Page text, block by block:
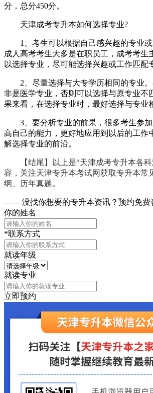
分，总分450分。
天津成考专升本如何选择专业?
1、考生可以根据自己感兴趣的专业或
成人高考考生大多是在职员工，成考考生
以选择专业，尽可能选择兴趣或工作匹配
2、尽量选择与大专学历相同的专业。
非是医学专业，否则可以选择与原专业不
果来看，在选择专业时，最好选择与专业
3、要分析专业的前果，很多考生参加
高自己的能力，更好地应用到以后的工作
解选择专业的前沿。
【结尾】以上是“天津成考专升本各科
容，关注天津专升本考试网获取专升本常
纲、历年真题。
—— 没找你想要的专升本资讯？ 预约免
你的姓名
*联系方式
就读年级
就读专业
立即预约